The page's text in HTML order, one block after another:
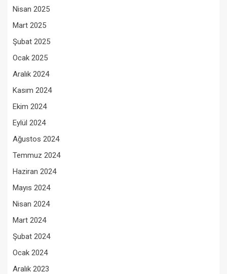
Nisan 2025
Mart 2025
Şubat 2025
Ocak 2025
Aralık 2024
Kasım 2024
Ekim 2024
Eylül 2024
Ağustos 2024
Temmuz 2024
Haziran 2024
Mayıs 2024
Nisan 2024
Mart 2024
Şubat 2024
Ocak 2024
Aralık 2023